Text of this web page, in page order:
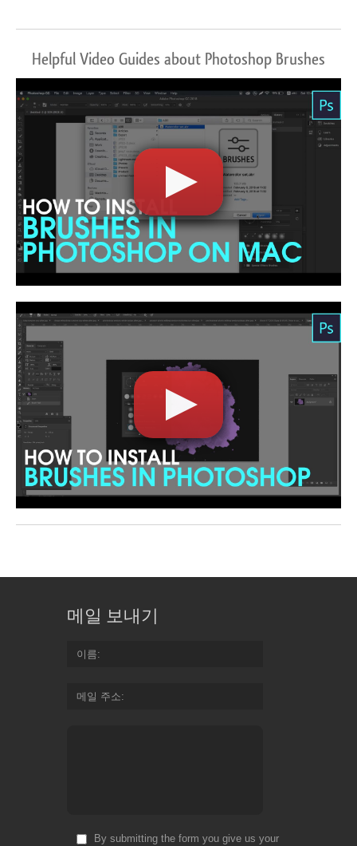
Helpful Video Guides about Photoshop Brushes
메일 보내기
이름
메일 주소
By submitting the form you give us your